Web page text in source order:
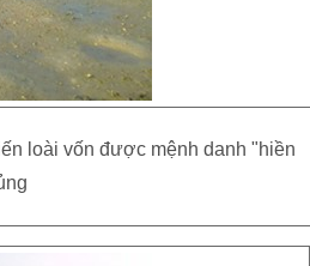
loài vốn được mệnh danh "hiền